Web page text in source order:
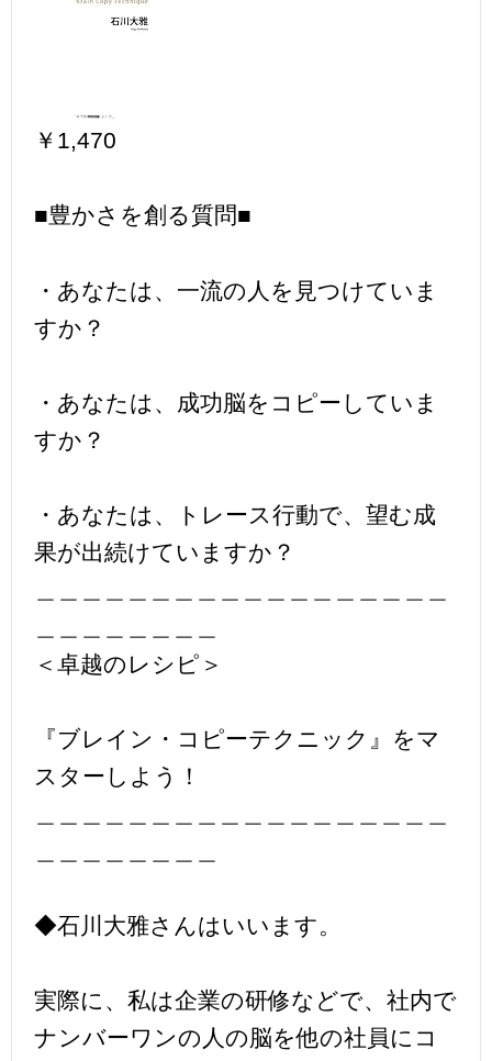
￥1,470
■豊かさを創る質問■
・あなたは、一流の人を見つけていま
すか？
・あなたは、成功脳をコピーしていま
すか？
・あなたは、トレース行動で、望む成
果が出続けていますか？
＜卓越のレシピ＞
『ブレイン・コピーテクニック』をマ
スターしよう！
◆石川大雅さんはいいます。
実際に、私は企業の研修などで、社内で
ナンバーワンの人の脳を他の社員にコ